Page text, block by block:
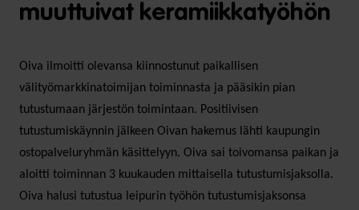
muuttuivat keramiikkatyöhön
Oiva ilmoitti olevansa kiinnostunut paikallisen
välityömarkkinatoimijan toiminnasta ja pääsikin pian
tutustumaan järjestön toimintaan. Positiivisen
tutustumiskäynnin jälkeen Oivan hakemus lähti kaupungin
ostopalveluryhmän käsittelyyn. Oiva sai toivomansa paikan ja
aloitti toiminnan 3 kuukauden mittaisella tutustumisjaksolla.
Oiva halusi tutustua leipurin työhön tutustumisjaksonsa